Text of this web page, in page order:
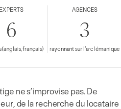
EXPERTS
6
(anglais, français)
AGENCES
3
rayonnant sur l’arc lémanique
ne s’improvise pas. De
de la recherche du locataire